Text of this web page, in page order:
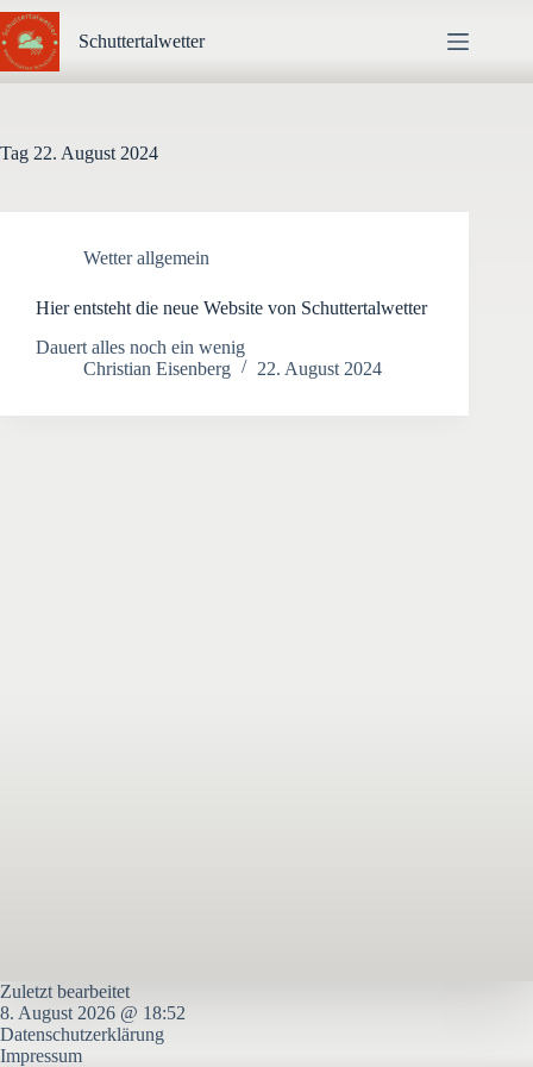
Zum
Inhalt
springen
Schuttertalwetter
Tag 22. August 2024
Wetter allgemein
Hier entsteht die neue Website von Schuttertalwetter
Dauert alles noch ein wenig
Christian Eisenberg
22. August 2024
Zuletzt bearbeitet
8. August 2026 @ 18:52
Datenschutzerklärung
Impressum